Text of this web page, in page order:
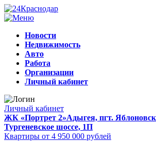
Новости
Недвижимость
Авто
Работа
Организации
Личный кабинет
Личный кабинет
ЖК «Портрет 2»Адыгея, пгт.
Тургеневское шоссе, 1П
Квартиры от 4 950 000 рублей